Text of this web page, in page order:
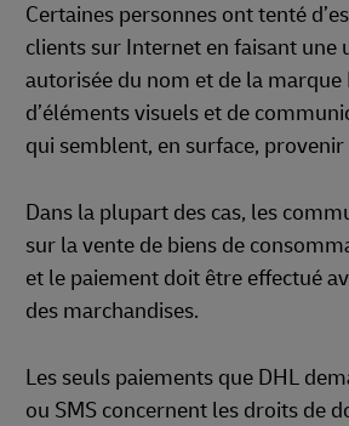
Certaines personnes ont tenté
clients sur Internet en faisant une
autorisée du nom et de la marque
d’éléments visuels et de
qui semblent, en surface, provenir
Dans la plupart des cas, les
sur la vente de biens de
et le paiement doit être effectué
des marchandises.
Les seuls paiements que DHL
ou SMS concernent les droits de